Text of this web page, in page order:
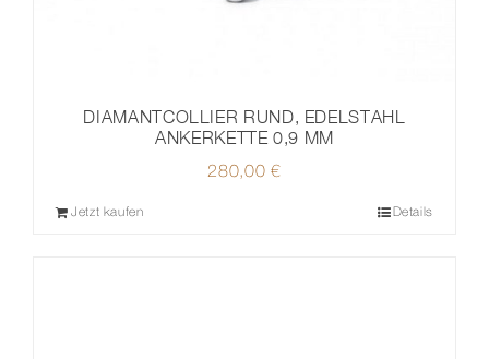
DIAMANTCOLLIER RUND, EDELSTAHL
ANKERKETTE 0,9 MM
280,00 €
Jetzt kaufen Details